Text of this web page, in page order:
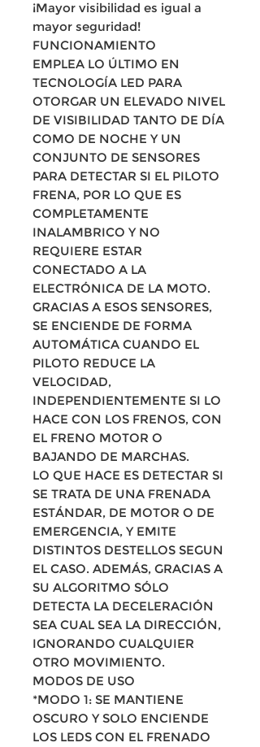
¡Mayor visibilidad es igual a
mayor seguridad!
FUNCIONAMIENTO
EMPLEA LO ÚLTIMO EN
TECNOLOGÍA LED PARA
OTORGAR UN ELEVADO NIVEL
DE VISIBILIDAD TANTO DE DÍA
COMO DE NOCHE Y UN
CONJUNTO DE SENSORES
PARA DETECTAR SI EL PILOTO
FRENA, POR LO QUE ES
COMPLETAMENTE
INALAMBRICO Y NO
REQUIERE ESTAR
CONECTADO A LA
ELECTRÓNICA DE LA MOTO.
GRACIAS A ESOS SENSORES,
SE ENCIENDE DE FORMA
AUTOMÁTICA CUANDO EL
PILOTO REDUCE LA
VELOCIDAD,
INDEPENDIENTEMENTE SI LO
HACE CON LOS FRENOS, CON
EL FRENO MOTOR O
BAJANDO DE MARCHAS.
LO QUE HACE ES DETECTAR SI
SE TRATA DE UNA FRENADA
ESTÁNDAR, DE MOTOR O DE
EMERGENCIA, Y EMITE
DISTINTOS DESTELLOS SEGUN
EL CASO. ADEMÁS, GRACIAS A
SU ALGORITMO SÓLO
DETECTA LA DECELERACIÓN
SEA CUAL SEA LA DIRECCIÓN,
IGNORANDO CUALQUIER
OTRO MOVIMIENTO.
MODOS DE USO
*MODO 1: SE MANTIENE
OSCURO Y SOLO ENCIENDE
LOS LEDS CON EL FRENADO